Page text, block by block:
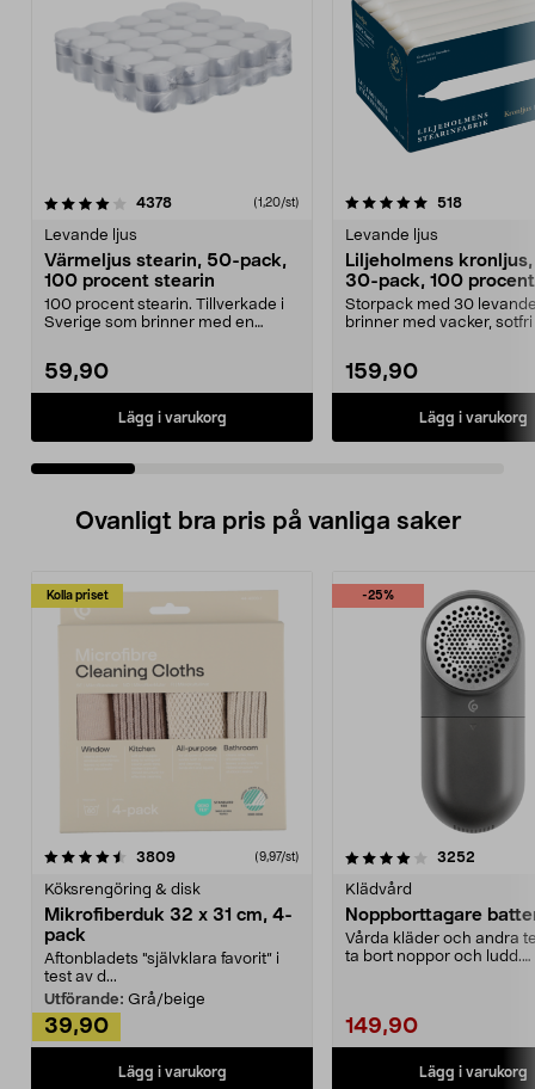
4378recensioner (1,20/st)
Levande ljus
Värmeljus stearin, 50-pack,
100 procent stearin
100 procent stearin. Tillverkade i
Sverige som brinner med en
59,90
Lägg i varukorg
5.0 av 5 stjärnor 518
Levande ljus
Liljeholmens
30-pack, 100
Storpack med 30
brinner med vacker, sotfri
159,90
Lägg i varukorg
4.5 av 5 stjärnor
Ovanligt bra pris på vanliga saker
Kolla priset
3809recensioner (9,97/st)
Köksrengöring & disk
Mikrofiberduk 32 x 31 cm, 4-
pack
Aftonbladets "självklara favorit” i
test av d...
Utförande: Grå/beige
39,90
Lägg i varukorg
-25%
4.0av 5 stjärnor 3252
Klädvård
Noppborttagare
Vårda kläder och andra
ta bort noppor och ludd.
149,90
Lägg i varukorg
4.5av 5 stjärnor